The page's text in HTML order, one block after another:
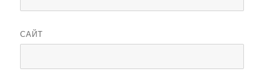
САЙТ